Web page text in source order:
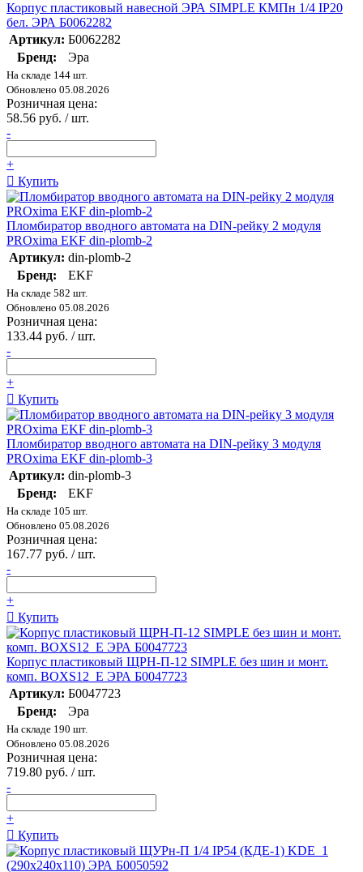
Корпус пластиковый навесной ЭРА SIMPLE КМПн 1/4 IP20
бел. ЭРА Б0062282
Артикул: Б0062282
Бренд:
Эра
На складе 144 шт.
Обновлено 05.08.2026
Розничная цена:
58.56 руб. / шт.
-
+
Купить
Пломбиратор вводного автомата на DIN-рейку 2 модуля
PROxima EKF din-plomb-2
Артикул: din-plomb-2
Бренд:
EKF
На складе 582 шт.
Обновлено 05.08.2026
Розничная цена:
133.44 руб. / шт.
-
+
Купить
Пломбиратор вводного автомата на DIN-рейку 3 модуля
PROxima EKF din-plomb-3
Артикул: din-plomb-3
Бренд:
EKF
На складе 105 шт.
Обновлено 05.08.2026
Розничная цена:
167.77 руб. / шт.
-
+
Купить
Корпус пластиковый ЩРН-П-12 SIMPLE без шин и монт.
комп. BOXS12_E ЭРА Б0047723
Артикул: Б0047723
Бренд:
Эра
На складе 190 шт.
Обновлено 05.08.2026
Розничная цена:
719.80 руб. / шт.
-
+
Купить